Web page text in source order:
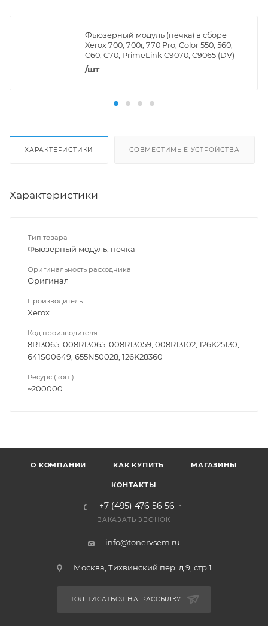
Фьюзерный модуль (печка) в сборе
Xerox 700, 700i, 770 Pro, Color 550, 560,
C60, C70, PrimeLink C9070, C9065 (DV)
/шт
ХАРАКТЕРИСТИКИ СОВМЕСТИМЫЕ УСТРОЙСТВА
Характеристики
Тип товара
Фьюзерный модуль, печка
Оригинальность расходника
Оригинал
Производитель
Xerox
Код производителя
8R13065, 008R13065, 008R13059, 008R13102, 126K25130,
641S00649, 655N50028, 126K28360
Ресурс (коп..)
~200000
О КОМПАНИИ КАК КУПИТЬ МАГАЗИНЫ
КОНТАКТЫ
+7 (495) 476-56-56
ЗАКАЗАТЬ ЗВОНОК
info@tonervsem.ru
Москва, Тихвинский пер. д.9, стр.1
ПОДПИСАТЬСЯ НА РАССЫЛКУ